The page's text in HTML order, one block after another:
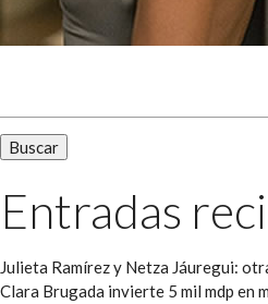
Entradas
Julieta Ramírez y Netza Jáuregui:
Clara Brugada invierte 5 mil mdp en